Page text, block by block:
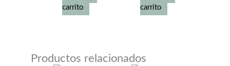
carrito
carrito
Productos relacionados